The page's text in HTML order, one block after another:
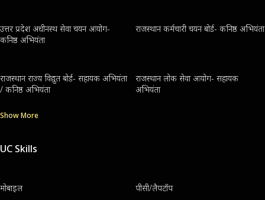
उत्तर प्रदेश अधीनस्थ सेवा चयन आयोग-
कनिष्ठ अभियंता
राजस्थान कर्मचारी चयन बोर्ड- कनिष्ठ अभियंता
राजस्थान राज्य विद्युत बोर्ड- सहायक अभियंता
/ कनिष्ठ अभियंता
राजस्थान लोक सेवा आयोग- सहायक
अभियंता
Show More
UC Skills
मोबाइल पीसी/लैपटॉप